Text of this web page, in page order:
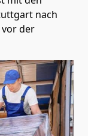
nach
der